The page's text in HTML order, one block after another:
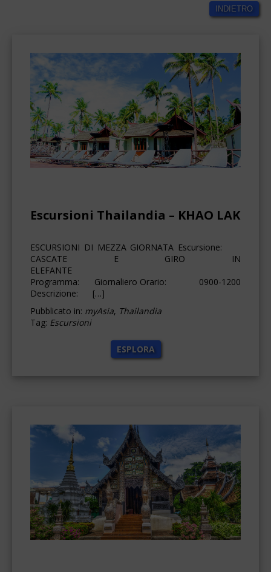
INDIETRO
Escursioni Thailandia – KHAO LAK
ESCURSIONI DI MEZZA GIORNATA Escursione:
CASCATE E GIRO IN
ELEFANTE
Programma: Giornaliero Orario: 0900-1200
Descrizione: […]
Pubblicato in: myAsia, Thailandia
Tag: Escursioni
ESPLORA